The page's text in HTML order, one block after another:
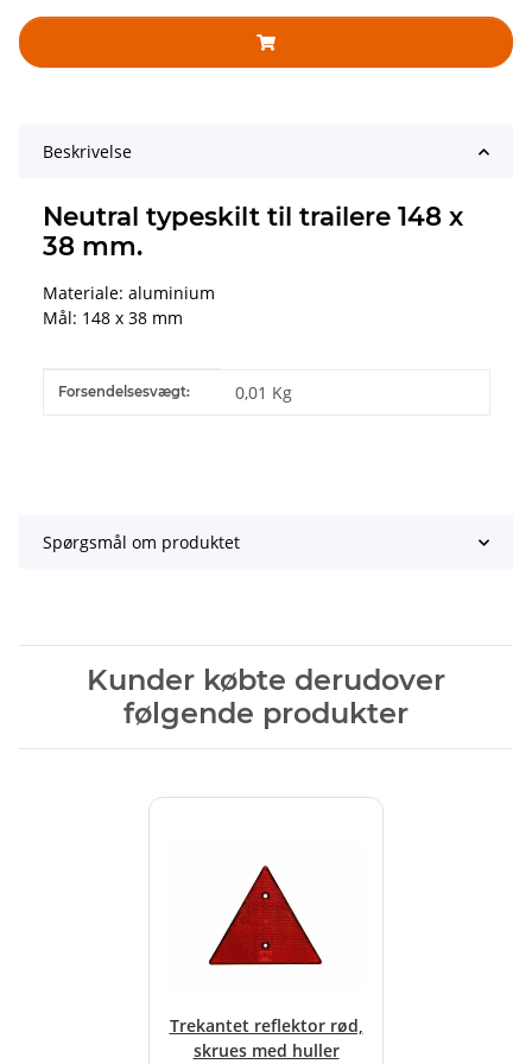
Beskrivelse
Neutral typeskilt til trailere 148 x
38 mm.
Materiale: aluminium
Mål: 148 x 38 mm
#productDetails.itemInformation#
#productDetails.itemValue#
Forsendelsesvægt: 0,01 Kg
Spørgsmål om produktet
Kunder købte derudover
følgende produkter
Trekantet reflektor rød,
skrues med huller